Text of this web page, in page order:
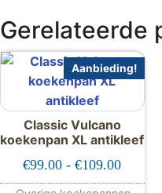
Gerelateerde
Aanbieding!
Classic Vulcano
koekenpan XL antikleef
€99.00 - €109.00